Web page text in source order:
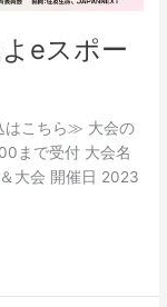
eスポー
はこちら≫ 大会の
まで受付 大会名
大会 開催日 2023